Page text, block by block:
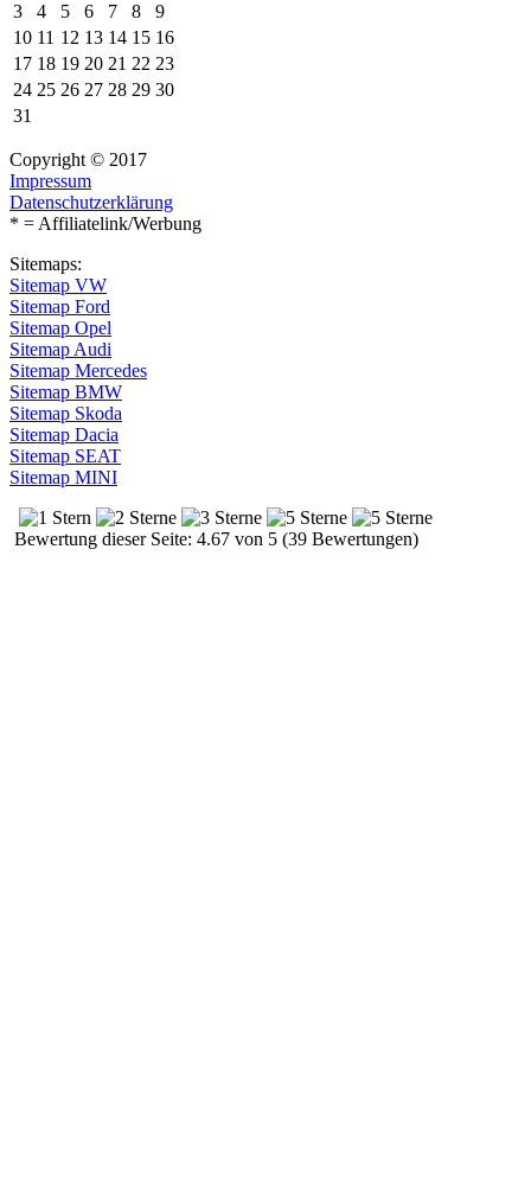
3
4 5 6 7 8
9
10 11 12 13 14 15 16
17 18 19 20 21 22 23
24 25 26 27 28 29 30
31
Copyright © 2017
Impressum
Datenschutzerklärung
* = Affiliatelink/Werbung
Sitemaps:
Sitemap VW
Sitemap Ford
Sitemap Opel
Sitemap Audi
Sitemap Mercedes
Sitemap BMW
Sitemap Skoda
Sitemap Dacia
Sitemap SEAT
Sitemap MINI
Bewertung dieser Seite: 4.67 von 5 (39 Bewertungen)